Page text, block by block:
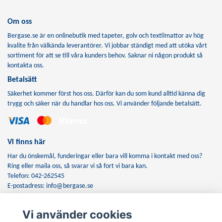
Om oss
Bergase.se är en onlinebutik med tapeter, golv och textilmattor av hög
kvalite från välkända leverantörer. Vi jobbar ständigt med att utöka vårt
sortiment för att se till våra kunders behov. Saknar ni någon produkt så
kontakta oss.
Betalsätt
Säkerhet kommer först hos oss. Därför kan du som kund alltid känna dig
trygg och säker när du handlar hos oss. Vi använder följande betalsätt.
Vi finns här
Har du önskemål, funderingar eller bara vill komma i kontakt med oss?
Ring eller maila oss, så svarar vi så fort vi bara kan.
Telefon: 042-262545
E-postadress: info@bergase.se
Anmäl dig till vårt nyhetsbrev
Vi använder cookies